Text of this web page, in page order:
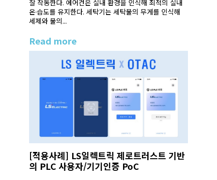
잘 작동한다. 에어컨은 실내 환경을 인식해 최적의 실내
온·습도를 유지한다. 세탁기는 세탁물의 무게를 인식해
세제와 물의...
Read more
[적용사례] LS일렉트릭 제로트러스트 기반
의 PLC 사용자/기기인증 PoC